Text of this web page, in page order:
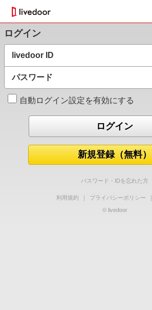
ログイン
livedoor ID
パスワード
自動ログイン設定を有効にする
新規登録（無料）
パスワード・IDを忘れた方
利用規約 ｜ プライバシーポリシー ｜
© livedoor